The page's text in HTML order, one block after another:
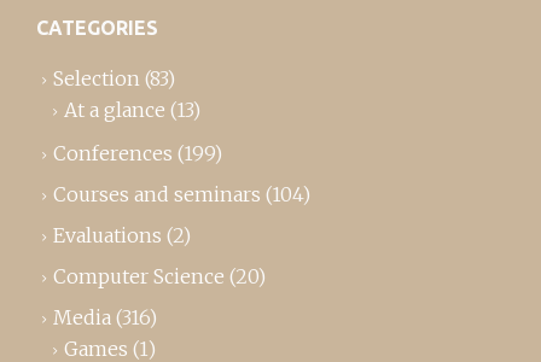
CATEGORIES
Selection (83)
At a glance (13)
Conferences (199)
Courses and seminars (104)
Evaluations (2)
Computer Science (20)
Media (316)
Games (1)